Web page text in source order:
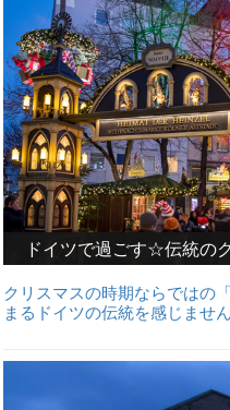
ドイツで過ごす☆伝統の
クリスマスの時期ならではの
まるドイツの伝統を感じません